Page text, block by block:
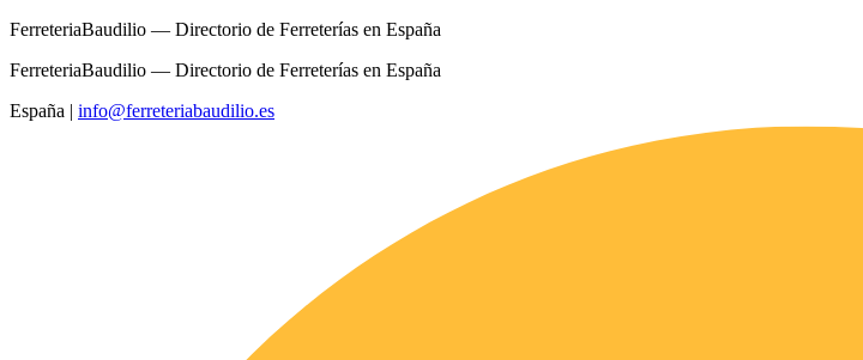
FerreteriaBaudilio — Directorio de Ferreterías en España
FerreteriaBaudilio — Directorio de Ferreterías en España
España | info@ferreteriabaudilio.es